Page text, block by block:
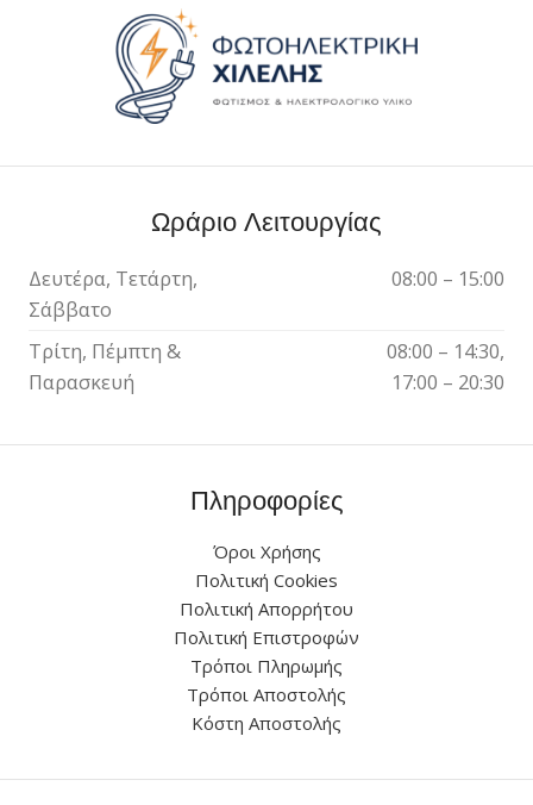
Ωράριο Λειτουργίας
Δευτέρα, Τετάρτη,
Σάββατο
08:00 – 15:00
Τρίτη, Πέμπτη &
Παρασκευή
08:00 – 14:30,
17:00 – 20:30
Πληροφορίες
Όροι Χρήσης
Πολιτική Cookies
Πολιτική Απορρήτου
Πολιτική Επιστροφών
Τρόποι Πληρωμής
Τρόποι Αποστολής
Κόστη Αποστολής